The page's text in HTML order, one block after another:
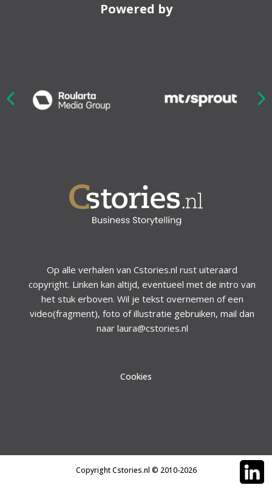
Powered by
Op alle verhalen van Cstories.nl rust uiteraard
copyright. Linken kan altijd, eventueel met de intro van
het stuk erboven. Wil je tekst overnemen of een
video(fragment), foto of illustratie gebruiken, mail dan
naar laura@cstories.nl
Cookies
Copyright Cstories.nl © 2010-2026